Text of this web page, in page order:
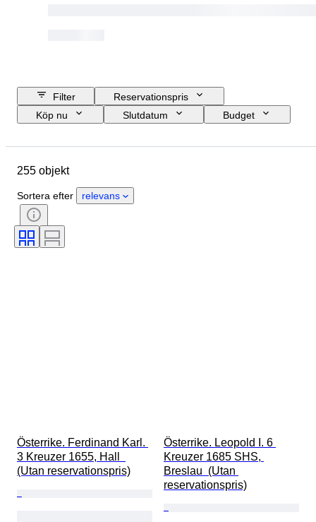
Filter
Reservationspris
Köp nu
Slutdatum
Budget
Ämne
Typ av mynt
255 objekt
Sortera efter relevans
Österrike. Ferdinand Karl.
3 Kreuzer 1655, Hall
(Utan reservationspris)
Österrike. Leopold I. 6
Kreuzer 1685 SHS,
Breslau  (Utan
reservationspris)